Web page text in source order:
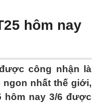
hôm nay
công nhận là
nhất thế giới,
hôm nay 3/6 được